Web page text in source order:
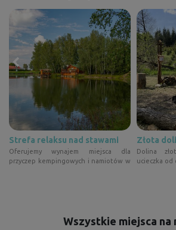
Strefa relaksu nad stawami
Oferujemy wynajem miejsca dla
przyczep kempingowych i namiotów w
Złota
Dolina
ucieczka od
Wszystkie miejsca na